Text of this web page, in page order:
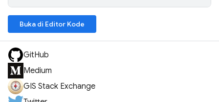
Buka di Editor Kode
GitHub
Medium
GIS Stack Exchange